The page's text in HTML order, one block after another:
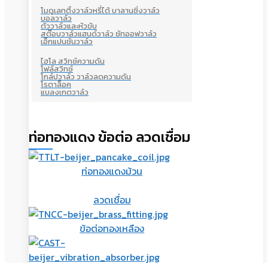
โมดูเลทติ้งวาล์วหรี่ได้ บาลานซิ่งวาล์ว
บอลวาล์ว
ตัววาล์วและหัวขับ
สต๊อบวาล์วแฮนด์วาล์ว ชัทออฟวาล์ว
เอ็กแปนชั่นวาล์ว
ไฮโล สวิทซ์ความดัน
โฟล์สวิทซ์
โกล์ปวาล์ว วาล์วลดความดัน
โรตาล็อค
แบลงเกตวาล์ว
ท่อทองแดง ข้อต่อ ลวดเชื่อม
ท่อทองแดงม้วน
ลวดเชื่อม
ข้อต่อทองเหลือง